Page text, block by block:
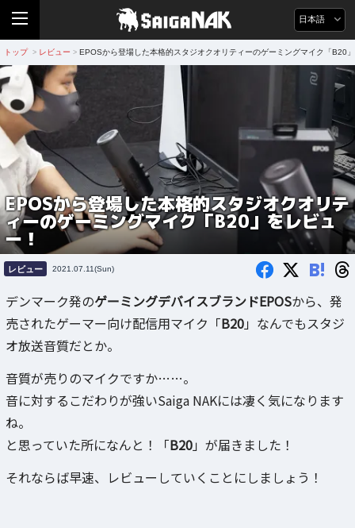
日本語
トップ > レビュー > EPOSから登場した本格的スタジオクオリティーのゲーミングマイク「B20
EPOSから登場した本格的スタジオクオリテ
ィーのゲーミングマイク「B20」をレビュ
ー！
レビュー 2021.07.11(Sun) B!
デンマーク発のゲーミングデバイスブランドEPOSから、発
売されたゲーマー向け配信用マイク「B20」なんでもスタジ
オ放送音質だとか。
音質が売りのマイクですか……。
音に対するこだわりが強いSaiga NAKには凄く気になります
ね。
と思っていた所になんと！「B20」が届きました！
それならば早速、レビューしていくことにしましょう！